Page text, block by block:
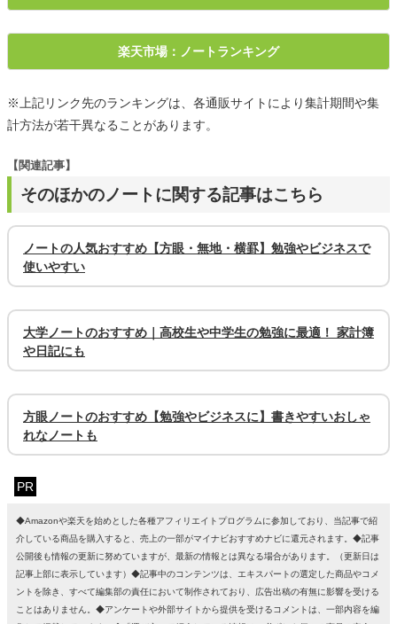
楽天市場：ノートランキング
※上記リンク先のランキングは、各通販サイトにより集計期間や集
計方法が若干異なることがあります。
そのほかのノートに関する記事はこちら
【関連記事】
ノートの人気おすすめ【方眼・無地・横罫】勉強やビジネスで
使いやすい
大学ノートのおすすめ｜高校生や中学生の勉強に最適！ 家計簿
や日記にも
方眼ノートのおすすめ【勉強やビジネスに】書きやすいおしゃ
れなノートも
PR
◆Amazonや楽天を始めとした各種アフィリエイトプログラムに参加しており、当記事で紹
介している商品を購入すると、売上の一部がマイナビおすすめナビに還元されます。◆記事
公開後も情報の更新に努めていますが、最新の情報とは異なる場合があります。（更新日は
記事上部に表示しています）◆記事中のコンテンツは、エキスパートの選定した商品やコメ
ントを除き、すべて編集部の責任において制作されており、広告出稿の有無に影響を受ける
ことはありません。◆アンケートや外部サイトから提供を受けるコメントは、一部内容を編